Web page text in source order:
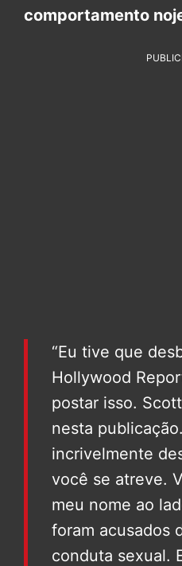
comportamento
“Eu tive que
Hollywood
postar isso.
nesta
incrivelmente
você se atreve.
meu nome ao
foram acusados
conduta sexual.